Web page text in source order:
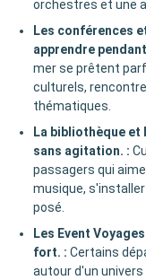
orchestres et une
Les conférences
apprendre
mer se prêtent
culturels,
thématiques.
La bibliothèque et
sans agitation. :
passagers qui
musique,
posé.
Les Event
fort. : Certains
autour d'un